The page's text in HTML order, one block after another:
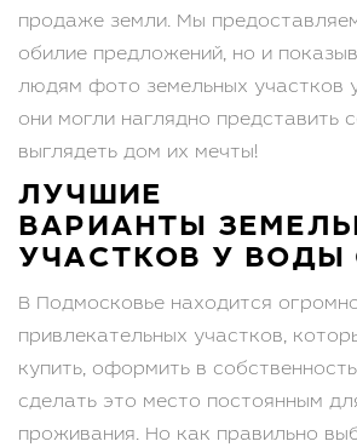
продаже земли. Мы
обилие предложений, но и
людям фото земельных участков
они могли наглядно представить
выглядеть дом их мечты!
ЛУЧШИЕ
ВАРИАНТЫ
УЧАСТКОВ У ВОДЫ
В Подмосковье находится
привлекательных участков,
купить, оформить в
сделать это место постоянным
проживания. Но как правильно